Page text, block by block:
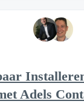
Adels